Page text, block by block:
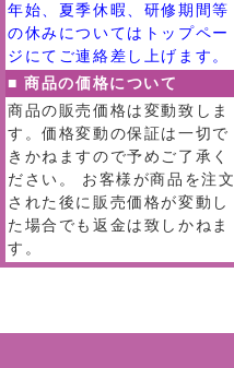
年始、夏季休暇、研修期間等
の休みについてはトップペー
ジにてご連絡差し上げます。
■ 商品の価格について
商品の販売価格は変動致しま
す。価格変動の保証は一切で
きかねますので予めご了承く
ださい。 お客様が商品を注文
された後に販売価格が変動し
た場合でも返金は致しかねま
す。